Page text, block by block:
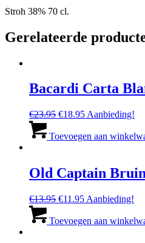
Stroh 38% 70 cl.
Gerelateerde
Bacardi Carta
€23.95 Oorspronkelijke
was:
€18.95Huidige
is:
Aanbieding!
Toevoegen aan
Old Captain
€13.95 Oorspronkelijke
was:
€11.95Huidige
is:
Aanbieding!
Toevoegen aan